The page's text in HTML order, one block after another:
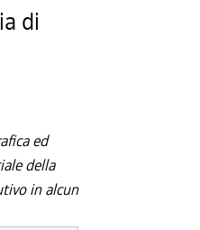
di
ed
della
in alcun